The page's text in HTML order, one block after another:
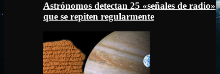
Astrónomos detectan 25 «señales de radio»
que se repiten regularmente